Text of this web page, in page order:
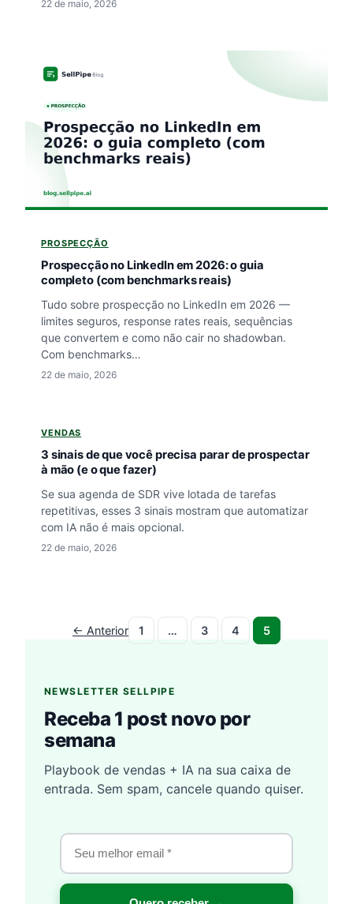
22 de maio, 2026
PROSPECÇÃO
Prospecção no LinkedIn em 2026: o guia
completo (com benchmarks reais)
Tudo sobre prospecção no LinkedIn em 2026 —
limites seguros, response rates reais, sequências
que convertem e como não cair no shadowban.
Com benchmarks…
22 de maio, 2026
VENDAS
3 sinais de que você precisa parar de prospectar
à mão (e o que fazer)
Se sua agenda de SDR vive lotada de tarefas
repetitivas, esses 3 sinais mostram que automatizar
com IA não é mais opcional.
22 de maio, 2026
← Anterior 1 … 3 4 5
NEWSLETTER SELLPIPE
Receba 1 post novo por
semana
Playbook de vendas + IA na sua caixa de
entrada. Sem spam, cancele quando quiser.